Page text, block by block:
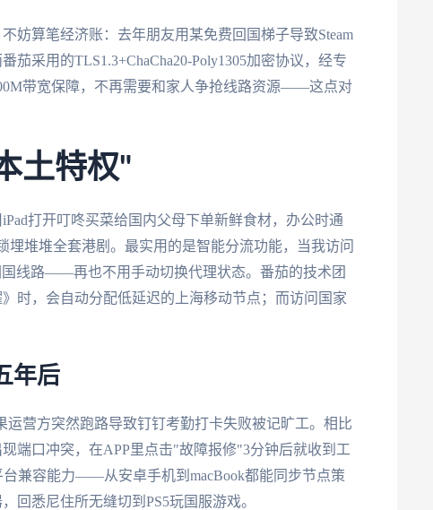
妨算笔经济账：去年朋友用某免费回国梯子导致Steam
茄采用的TLS1.3+ChaCha20-Poly1305加密协议，经专
带宽保障，不再需要和家人争抢线路资源——这点对
土特权"
打开叮咚买菜给国内父母下单新鲜食材，办公时通
堆堆全套港剧。最实用的是智能分流功能，当我访问
线路——再也不用手动切换代理状态。番茄的技术团
时，会自动分配低延迟的上海移动节点；而访问国家
年后
运营方突然跑路导致钉钉考勤打卡失败被记旷工。相比
端口冲突，在APP里点击"故障报修"3分钟后就收到工
台兼容能力——从安卓手机到macBook都能同步节点策
回悉尼住所无缝切到PS5玩国服游戏。